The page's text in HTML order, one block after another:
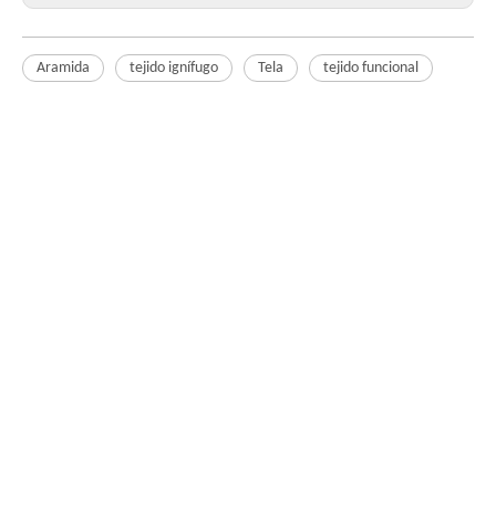
Aramida tejido ignífugo Tela tejido funcional